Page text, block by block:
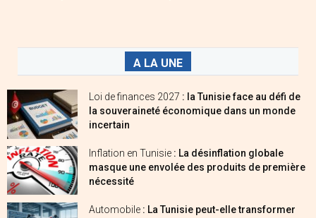
A LA UNE
Loi de finances 2027 : la Tunisie face au défi de
la souveraineté économique dans un monde
incertain
Inflation en Tunisie : La désinflation globale
masque une envolée des produits de première
nécessité
Automobile : La Tunisie peut-elle transformer